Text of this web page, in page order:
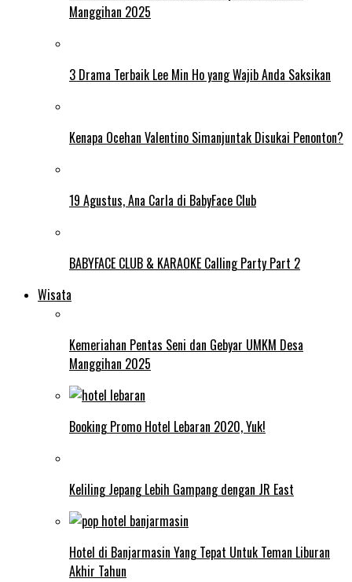
Manggihan 2025
3 Drama Terbaik Lee Min Ho yang Wajib Anda Saksikan
Kenapa Ocehan Valentino Simanjuntak Disukai Penonton?
19 Agustus, Ana Carla di BabyFace Club
BABYFACE CLUB & KARAOKE Calling Party Part 2
Wisata
Kemeriahan Pentas Seni dan Gebyar UMKM Desa
Manggihan 2025
Booking Promo Hotel Lebaran 2020, Yuk!
Keliling Jepang Lebih Gampang dengan JR East
Hotel di Banjarmasin Yang Tepat Untuk Teman Liburan
Akhir Tahun